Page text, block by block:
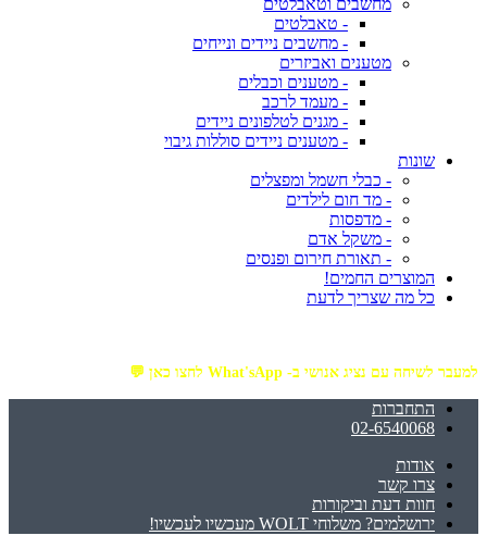
מחשבים וטאבלטים
- טאבלטים
- מחשבים ניידים ונייחים
מטענים ואביזרים
- מטענים וכבלים
- מעמד לרכב
- מגנים לטלפונים ניידים
- מטענים ניידים סוללות גיבוי
שונות
- כבלי חשמל ומפצלים
- מד חום לילדים
- מדפסות
- משקל אדם
- תאורת חירום ופנסים
המוצרים החמים!
כל מה שצריך לדעת
למעבר לשיחה עם נציג אנושי ב- What'sApp לחצו כאן 💬
התחברות
02-6540068
אודות
צרו קשר
חוות דעת וביקורות
ירושלמים? משלוחי WOLT מעכשיו לעכשיו!